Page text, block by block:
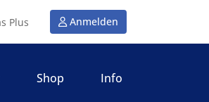
Plus Anmelden
Shop Info